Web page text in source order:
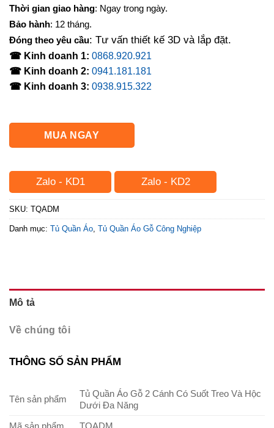
Thời gian giao hàng: Ngay trong ngày.
Bảo hành: 12 tháng.
Đóng theo yêu cầu: Tư vấn thiết kế 3D và lắp đặt.
☎ Kinh doanh 1: 0868.920.921
☎ Kinh doanh 2: 0941.181.181
☎ Kinh doanh 3: 0938.915.322
MUA NGAY
Zalo - KD1 Zalo - KD2
SKU: TQADM
Danh mục: Tủ Quần Áo Tủ Quần Áo Gỗ Công Nghiệp
Mô tả
Về chúng tôi
THÔNG SỐ SẢN PHẨM
Tên sản phẩm
Tủ Quần Áo Gỗ 2 Cánh Có Suốt Treo Và Hộc
Dưới Đa Năng
Mã sản phẩm
TQADM